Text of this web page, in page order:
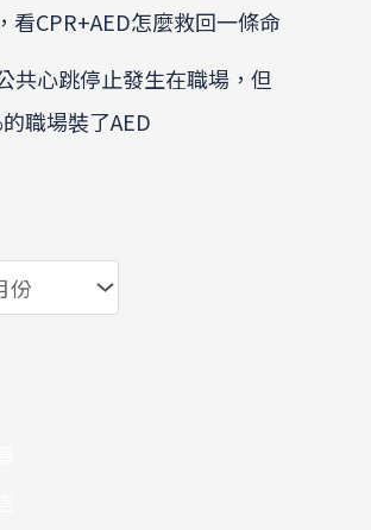
看CPR+AED怎麼救回一條命
共心跳停止發生在職場，但
職場裝了AED